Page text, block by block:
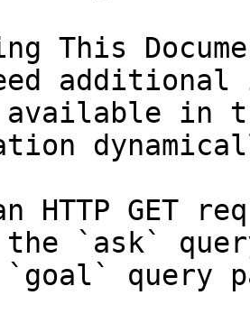
This
in
HTTP GET
the `ask`
query